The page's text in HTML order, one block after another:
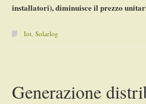
installatori), diminuisce il prezzo
Iot, Solarlog
Generazione